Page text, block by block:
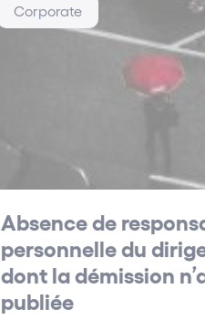
Corporate
Absence de
personnelle du
dont la démission
publiée